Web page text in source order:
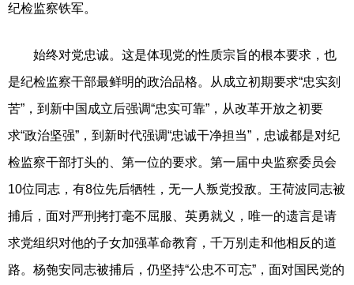
纪检监察铁军。
始终对党忠诚。这是体现党的性质宗旨的根本要求，也
是纪检监察干部最鲜明的政治品格。从成立初期要求“忠实刻
苦”，到新中国成立后强调“忠实可靠”，从改革开放之初要
求“政治坚强”，到新时代强调“忠诚干净担当”，忠诚都是对纪
检监察干部打头的、第一位的要求。第一届中央监察委员会
10位同志，有8位先后牺牲，无一人叛党投敌。王荷波同志被
捕后，面对严刑拷打毫不屈服、英勇就义，唯一的遗言是请
求党组织对他的子女加强革命教育，千万别走和他相反的道
路。杨匏安同志被捕后，仍坚持“公忠不可忘”，面对国民党的